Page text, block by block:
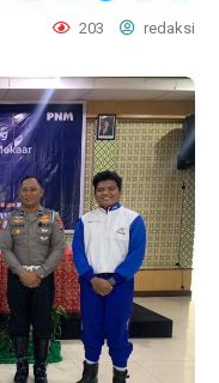
203 redaksi